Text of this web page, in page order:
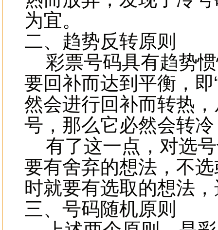
为宜。
二、趋势反转原则
彩票号码具有趋势惯
要回补而达到平衡，
然会进行回补而转热
号，那么它必然会转
有了这一点，对选号
要有舍弃的想法，不
时就要有选取的想法
三、号码随机原则